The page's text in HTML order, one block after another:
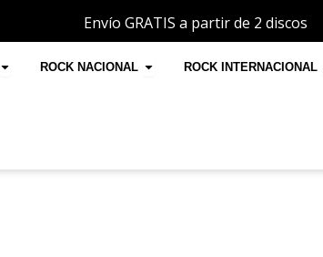
Envío GRATIS a partir de 2 discos
Open POP INTERNACIONAL
ROCK NACIONAL Open ROCK NACIONAL
ROCK INTERNACIONAL